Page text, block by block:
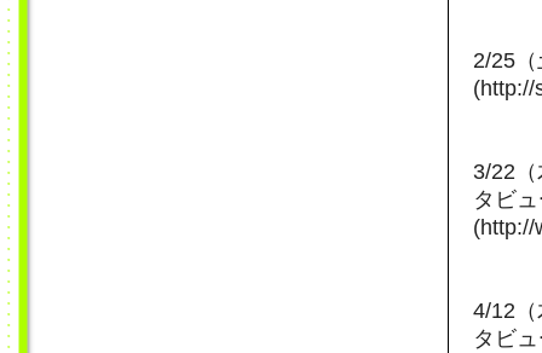
2/25
(http://
3/22
タビ
(http://
4/12
タビ